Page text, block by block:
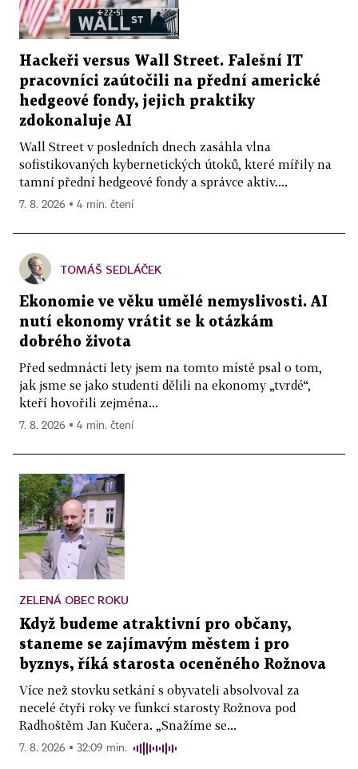
Hackeři versus Wall Street. Falešní IT
pracovníci zaútočili na přední americké
hedgeové fondy, jejich praktiky
zdokonaluje AI
Wall Street v posledních dnech zasáhla vlna
sofistikovaných kybernetických útoků, které mířily na
tamní přední hedgeové fondy a správce aktiv....
7. 8. 2026 ▪ 4 min. čtení
TOMÁŠ SEDLÁČEK
Ekonomie ve věku umělé nemyslivosti. AI
nutí ekonomy vrátit se k otázkám
dobrého života
Před sedmnácti lety jsem na tomto místě psal o tom,
jak jsme se jako studenti dělili na ekonomy „tvrdé“,
kteří hovořili zejména...
7. 8. 2026 ▪ 4 min. čtení
ZELENÁ OBEC ROKU
Když budeme atraktivní pro občany,
staneme se zajímavým městem i pro
byznys, říká starosta oceněného Rožnova
Více než stovku setkání s obyvateli absolvoval za
necelé čtyři roky ve funkci starosty Rožnova pod
Radhoštěm Jan Kučera. „Snažíme se...
7. 8. 2026 ▪ 32:09 min.